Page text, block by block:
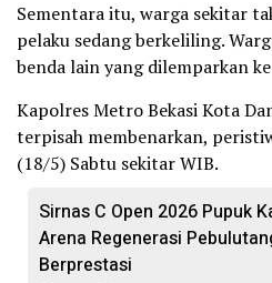
Sementara itu, warga sekitar
pelaku sedang berkeliling.
benda lain yang dilemparkan
Kapolres Metro Bekasi Kota
terpisah membenarkan,
(18/5) Sabtu sekitar WIB.
Sirnas C Open 2026 Pupuk
Arena Regenerasi
Berprestasi